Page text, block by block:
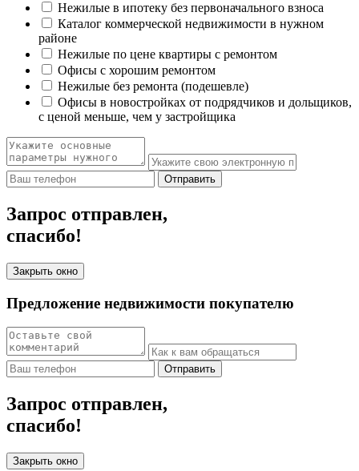
Нежилые в ипотеку без первоначального взноса
Каталог коммерческой недвижимости в нужном
районе
Нежилые по цене квартиры с ремонтом
Офисы с хорошим ремонтом
Нежилые без ремонта (подешевле)
Офисы в новостройках от подрядчиков и дольщиков,
с ценой меньше, чем у застройщика
Отправить
Запрос отправлен,
спасибо!
Закрыть окно
Предложение недвижимости покупателю
Отправить
Запрос отправлен,
спасибо!
Закрыть окно